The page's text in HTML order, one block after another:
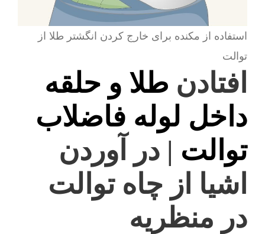
استفاده از مکنده برای خارج کردن انگشتر طلا از
توالت
افتادن طلا و حلقه
داخل لوله فاضلاب
توالت | در آوردن
اشیا از چاه توالت
در منظریه